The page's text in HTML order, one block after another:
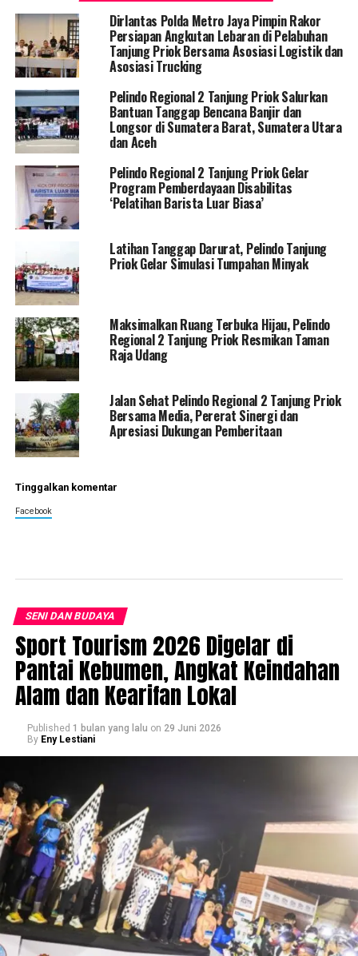
Dirlantas Polda Metro Jaya Pimpin Rakor
Persiapan Angkutan Lebaran di Pelabuhan
Tanjung Priok Bersama Asosiasi Logistik dan
Asosiasi Trucking
Pelindo Regional 2 Tanjung Priok Salurkan
Bantuan Tanggap Bencana Banjir dan
Longsor di Sumatera Barat, Sumatera Utara
dan Aceh
Pelindo Regional 2 Tanjung Priok Gelar
Program Pemberdayaan Disabilitas
‘Pelatihan Barista Luar Biasa’
Latihan Tanggap Darurat, Pelindo Tanjung
Priok Gelar Simulasi Tumpahan Minyak
Maksimalkan Ruang Terbuka Hijau, Pelindo
Regional 2 Tanjung Priok Resmikan Taman
Raja Udang
Jalan Sehat Pelindo Regional 2 Tanjung Priok
Bersama Media, Pererat Sinergi dan
Apresiasi Dukungan Pemberitaan
Tinggalkan komentar
Facebook
SENI DAN BUDAYA
Sport Tourism 2026 Digelar di
Pantai Kebumen, Angkat Keindahan
Alam dan Kearifan Lokal
Published 1 bulan yang lalu on 29 Juni 2026
By Eny Lestiani